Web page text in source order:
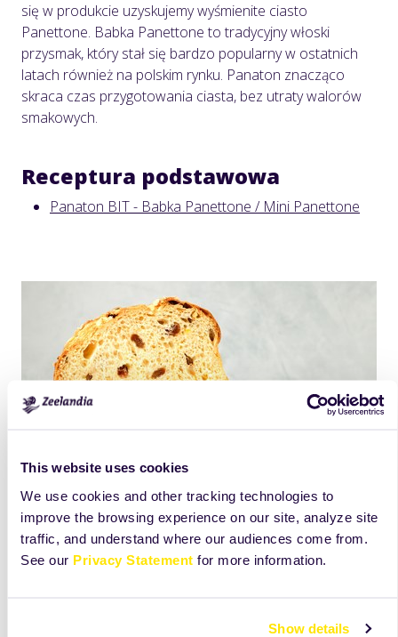
This website uses cookies
We use cookies and other tracking technologies to
improve the browsing experience on our site, analyze site
traffic, and understand where our audiences come from.
See our Privacy Statement for more information.
Show details
się w produkcie uzyskujemy wyśmienite ciasto
Panettone. Babka Panettone to tradycyjny włoski
przysmak, który stał się bardzo popularny w ostatnich
latach również na polskim rynku. Panaton znacząco
skraca czas przygotowania ciasta, bez utraty walorów
smakowych.
Receptura podstawowa
Panaton BIT - Babka Panettone / Mini Panettone